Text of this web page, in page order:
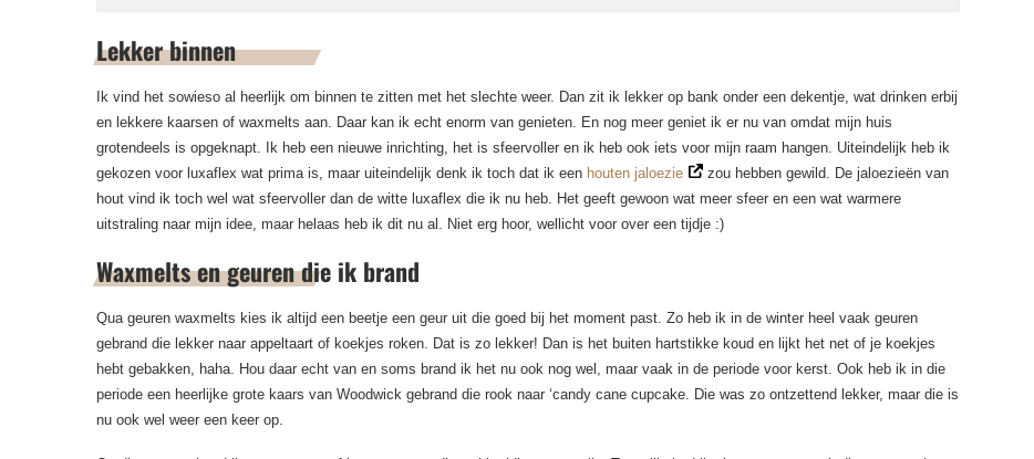
Lekker binnen
Ik vind het sowieso al heerlijk om binnen te zitten met het slechte weer. Dan zit ik lekker op bank onder een dekentje, wat drinken erbij
en lekkere kaarsen of waxmelts aan. Daar kan ik echt enorm van genieten. En nog meer geniet ik er nu van omdat mijn huis
grotendeels is opgeknapt. Ik heb een nieuwe inrichting, het is sfeervoller en ik heb ook iets voor mijn raam hangen. Uiteindelijk heb ik
gekozen voor luxaflex wat prima is, maar uiteindelijk denk ik toch dat ik een houten jaloezie
zou hebben gewild. De jaloezieën van
hout vind ik toch wel wat sfeervoller dan de witte luxaflex die ik nu heb. Het geeft gewoon wat meer sfeer en een wat warmere
uitstraling naar mijn idee, maar helaas heb ik dit nu al. Niet erg hoor, wellicht voor over een tijdje :)
Waxmelts en geuren die ik brand
Qua geuren waxmelts kies ik altijd een beetje een geur uit die goed bij het moment past. Zo heb ik in de winter heel vaak geuren
gebrand die lekker naar appeltaart of koekjes roken. Dat is zo lekker! Dan is het buiten hartstikke koud en lijkt het net of je koekjes
hebt gebakken, haha. Hou daar echt van en soms brand ik het nu ook nog wel, maar vaak in de periode voor kerst. Ook heb ik in die
periode een heerlijke grote kaars van Woodwick gebrand die rook naar ‘candy cane cupcake. Die was zo ontzettend lekker, maar die is
nu ook wel weer een keer op.